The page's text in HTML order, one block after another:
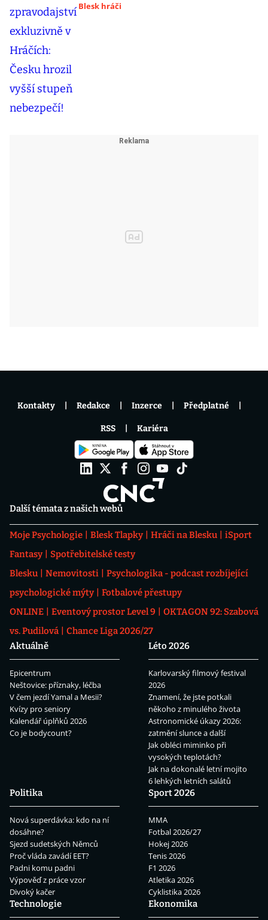
Blesk hráči
Další témata z našich webů
Moje Psychologie Blesk Tlapky Hráči na Blesku
iSport
Fantasy
Spotřebitelské testy
Blesku
Nemovitosti
Psychologika - podcast rozbíjející
psychologické mýty
Fotbalové přestupy
ONLINE
Eventový prostor Level 9
OKTAGON 92: Szabová
vs. Pudilová
Chance Liga 2026/27
Aktuálně
Epicentrum
Neštovice: příznaky, léčba
V čem jezdí Yamal a Mesii?
Kvízy pro seniory
Kalendář úplňků 2026
Co je bodycount?
Léto 2026
Karlovarský filmový festival
2026
Znamení, že jste potkali
někoho z minulého života
Astronomické úkazy 2026:
zatmění slunce a další
Jak obléci miminko při
vysokých teplotách?
Jak na dokonalé letní mojito
6 lehkých letních salátů
Politika
Nová superdávka: kdo na ní
dosáhne?
Sjezd sudetských Němců
Proč vláda zavádí EET?
Padni komu padni
Výpověď z práce vzor
Divoký kačer
Sport 2026
MMA
Fotbal 2026/27
Hokej 2026
Tenis 2026
F1 2026
Atletika 2026
Cyklistika 2026
Technologie
Ekonomika
Kontakty Redakce Inzerce Předplatné
RSS Kariéra